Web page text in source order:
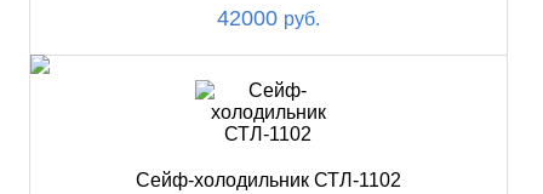
42000 руб.
Сейф-холодильник СТЛ-1102